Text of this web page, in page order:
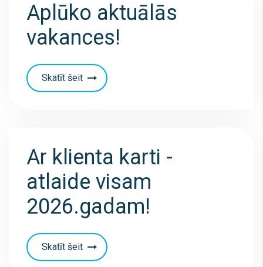
Aplūko aktuālās
vakances!
Skatīt šeit
Ar klienta karti -
atlaide visam
2026.gadam!
Skatīt šeit